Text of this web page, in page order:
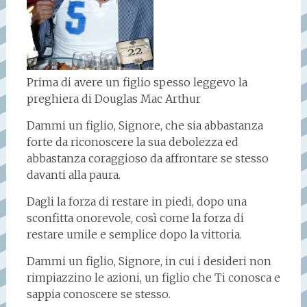
Prima di avere un figlio spesso leggevo la
preghiera di Douglas Mac Arthur
Dammi un figlio, Signore, che sia abbastanza
forte da riconoscere la sua debolezza ed
abbastanza coraggioso da affrontare se stesso
davanti alla paura.
Dagli la forza di restare in piedi, dopo una
sconfitta onorevole, così come la forza di
restare umile e semplice dopo la vittoria.
Dammi un figlio, Signore, in cui i desideri non
rimpiazzino le azioni, un figlio che Ti conosca e
sappia conoscere se stesso.